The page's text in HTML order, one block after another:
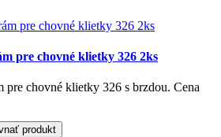
pre chovné klietky 326 2ks
pre chovné klietky 326 s brzdou. Cena
produkt